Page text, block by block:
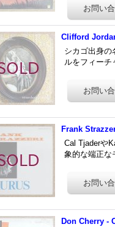
Clifford
シカゴ出身の
ルをフィー
Frank
Cal Tjaderや
象的な端正な
Don Cherry -